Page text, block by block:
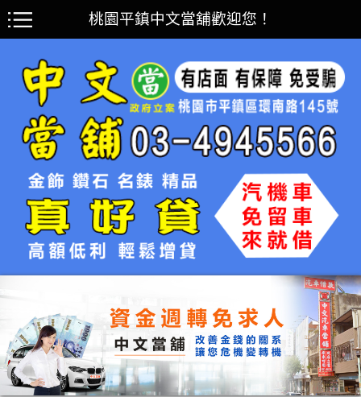
桃園平鎮中文當舖歡迎您！